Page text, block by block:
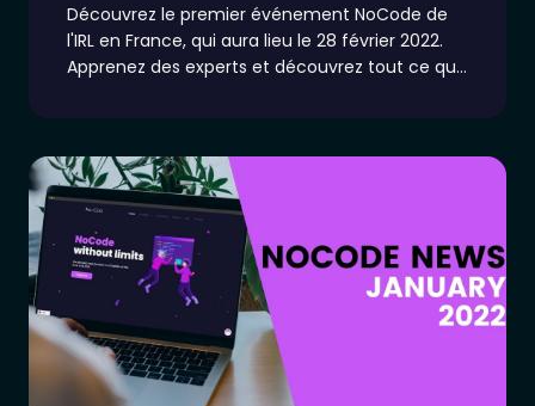
Découvrez le premier événement NoCode de
l'IRL en France, qui aura lieu le 28 février 2022.
Apprenez des experts et découvrez tout ce qu'il